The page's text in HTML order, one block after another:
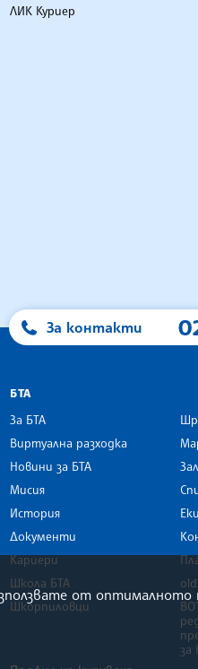
ЛИК Куриер
За контакти
БТА
За БТА
Виртуална разходка
Новини за БТА
Мисия
История
Документи
Кариери
Школа БТА
Шкорпиловци
за
от